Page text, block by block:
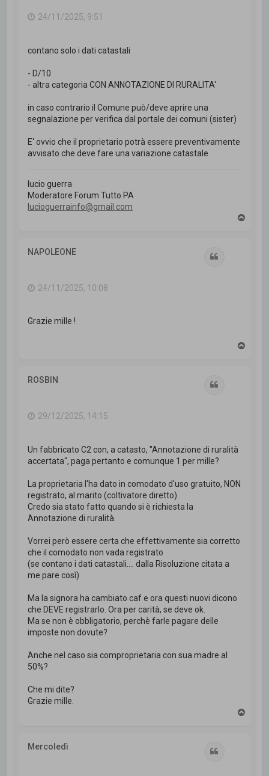
24/11/2025, 9:51
contano solo i dati catastali
- D/10
- altra categoria CON ANNOTAZIONE DI RURALITA'
in caso contrario il Comune può/deve aprire una
segnalazione per verifica dal portale dei comuni (sister)
E' ovvio che il proprietario potrà essere preventivamente
avvisato che deve fare una variazione catastale
lucio guerra
Moderatore Forum Tutto PA
lucioguerrainfo@gmail.com
NAPOLEONE
24/11/2025, 10:08
Grazie mille !
ROSBIN
29/12/2025, 14:15
Un fabbricato C2 con, a catasto, "Annotazione di ruralità
accertata", paga pertanto e comunque 1 per mille?
La proprietaria l'ha dato in comodato d'uso gratuito, NON
registrato, al marito (coltivatore diretto).
Credo sia stato fatto quando si è richiesta la
Annotazione di ruralità.
Vorrei però essere certa che effettivamente sia corretto
che il comodato non vada registrato
(se contano i dati catastali.... dalla Risoluzione citata a
me pare così)
Ma la signora ha cambiato caf e ora questi nuovi dicono
che DEVE registrarlo. Ora per carità, se deve ok.
Ma se non è obbligatorio, perchè farle pagare delle
imposte non dovute?
Anche nel caso sia comproprietaria con sua madre al
50%?
Che mi dite?
Grazie mille.
Mercoledì